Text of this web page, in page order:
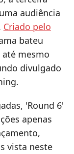
audiência
Criado pelo
bateu
mesmo
divulgado
'Round 6'
apenas
vista neste